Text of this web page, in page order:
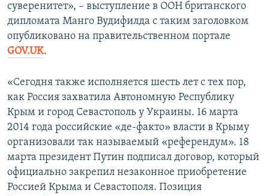
суверенитет», – выступление в ООН британского
дипломата Манго Вудифилда с таким заголовком
опубликовано на правительственном портале
GOV.UK.
«Сегодня также исполняется шесть лет с тех пор,
как Россия захватила Автономную Республику
Крым и город Севастополь у Украины. 16 марта
2014 года российские «де-факто» власти в Крыму
организовали так называемый «референдум». 18
марта президент Путин подписал договор, который
официально закрепил незаконное приобретение
Россией Крыма и Севастополя. Позиция